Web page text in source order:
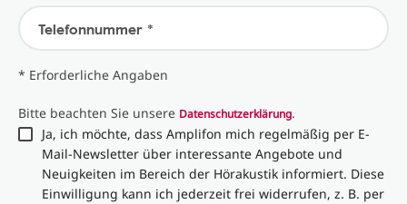
Telefonnummer *
* Erforderliche Angaben
Bitte beachten Sie unsere Datenschutzerklärung.
Ja, ich möchte, dass Amplifon mich regelmäßig per E-
Mail-Newsletter über interessante Angebote und
Neuigkeiten im Bereich der Hörakustik informiert. Diese
Einwilligung kann ich jederzeit frei widerrufen, z. B. per